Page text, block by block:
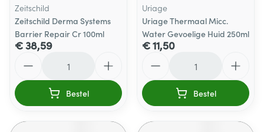
Zeitschild
Zeitschild Derma Systems
Barrier Repair Cr 100ml
€ 38,59
Bestel
Uriage
Uriage Thermaal Micc.
Water Gevoelige Huid 250ml
€ 11,50
Bestel